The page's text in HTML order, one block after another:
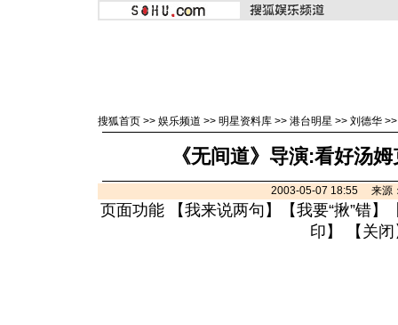
搜狐首页 >> 娱乐频道 >> 明星资料库 >> 港台明星 >> 刘德华
《无间道》导演:看好汤
2003-05-07 18:55 来源
页面功能 【我来说两句 】【我要“揪”错】
印 】 【 关闭